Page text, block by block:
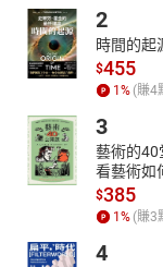
2
時間的起
$455
1% (賺4
3
藝術的40
看藝術如
$385
1% (賺3
4